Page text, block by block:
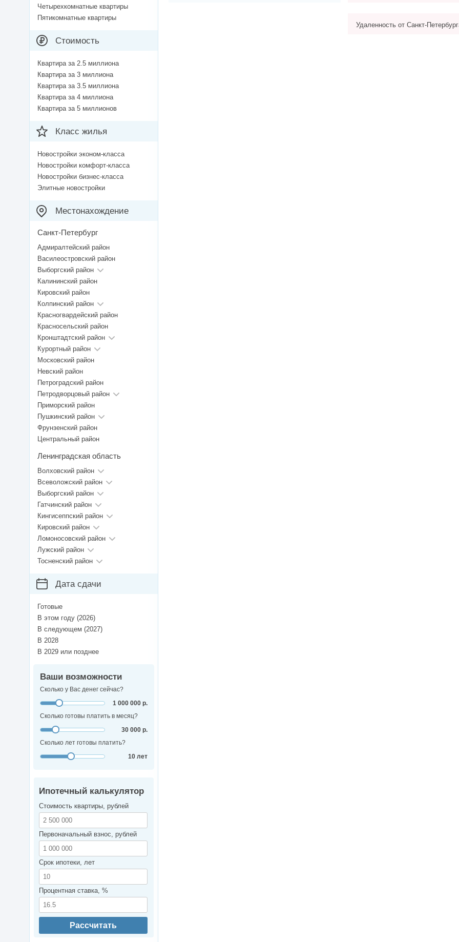
Удаленность от Санкт-
Четырехкомнатные квартиры
Пятикомнатные квартиры
Стоимость
Квартира за 2.5 миллиона
Квартира за 3 миллиона
Квартира за 3.5 миллиона
Квартира за 4 миллиона
Квартира за 5 миллионов
Класс жилья
Новостройки эконом-класса
Новостройки комфорт-класса
Новостройки бизнес-класса
Элитные новостройки
Местонахождение
Санкт-Петербург
Адмиралтейский район
Василеостровский район
Выборгский район
Калининский район
Кировский район
Колпинский район
Красногвардейский район
Красносельский район
Кронштадтский район
Курортный район
Московский район
Невский район
Петроградский район
Петродворцовый район
Приморский район
Пушкинский район
Фрунзенский район
Центральный район
Ленинградская область
Волховский район
Всеволожский район
Выборгский район
Гатчинский район
Кингисеппский район
Кировский район
Ломоносовский район
Лужский район
Тосненский район
Дата сдачи
Готовые
В этом году (2026)
В следующем (2027)
В 2028
В 2029 или позднее
Ваши возможности
Сколько у Вас денег сейчас?
1 000 000 р.
Сколько готовы платить в месяц?
30 000 р.
Сколько лет готовы платить?
10 лет
Ипотечный калькулятор
Стоимость квартиры, рублей
Первоначальный взнос, рублей
Срок ипотеки, лет
Процентная ставка, %
Рассчитать